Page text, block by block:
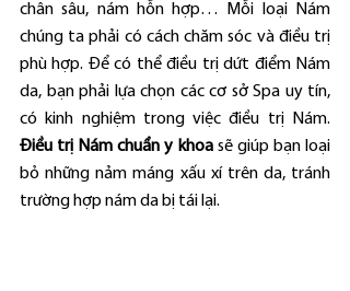
chân sâu, nám hỗn hợp… Mỗi loại Nám
chúng ta phải có cách chăm sóc và điều trị
phù hợp. Để có thể điều trị dứt điểm Nám
da, bạn phải lựa chọn các cơ sở Spa uy tín,
Điều trị Nám chuẩn y khoa sẽ giúp bạn loại
bỏ những nảm máng xấu xí trên da, tránh
trường hợp nám da bị tái lại.